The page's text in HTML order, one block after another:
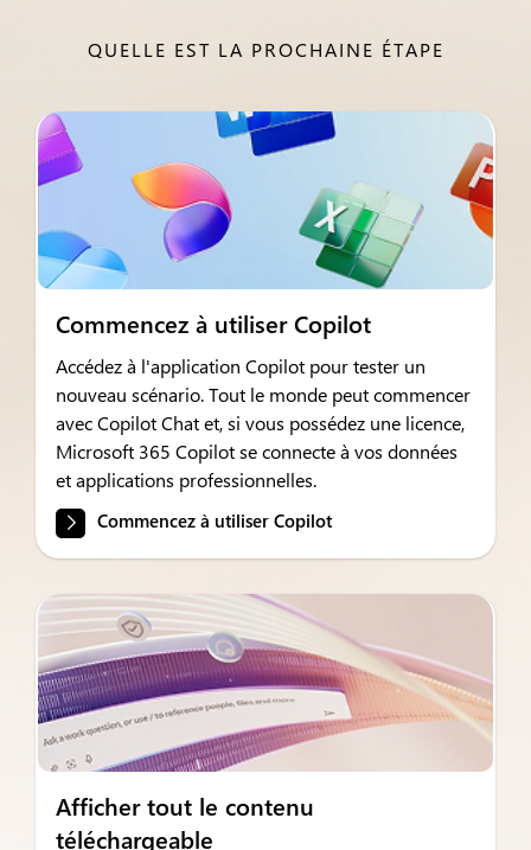
QUELLE EST LA PROCHAINE ÉTAPE
Commencez à utiliser Copilot
Accédez à l'application Copilot pour tester un
nouveau scénario. Tout le monde peut commencer
avec Copilot Chat et, si vous possédez une licence,
Microsoft 365 Copilot se connecte à vos données
et applications professionnelles.
Commencez à utiliser Copilot
Afficher tout le contenu
téléchargeable